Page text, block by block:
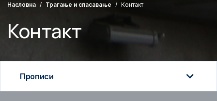
Насловна Трагање и спасавање Контакт
Контакт
Прописи